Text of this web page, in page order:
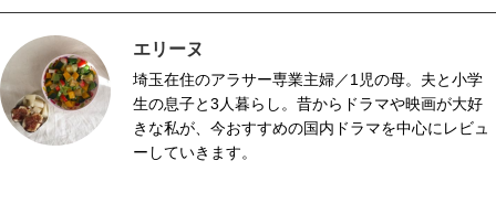
エリーヌ
埼玉在住のアラサー専業主婦／1児の母。夫と小学
生の息子と3人暮らし。昔からドラマや映画が大好
きな私が、今おすすめの国内ドラマを中心にレビュ
ーしていきます。